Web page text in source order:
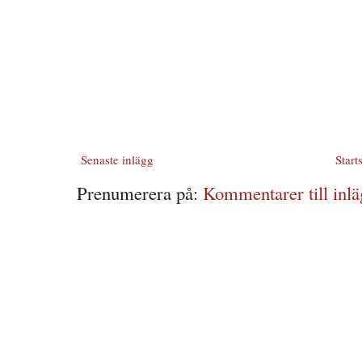
Senaste inlägg
Prenumerera på: Kommentarer till